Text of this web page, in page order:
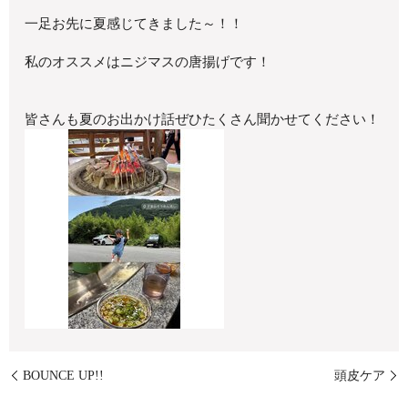
一足お先に夏感じてきました～！！
私のオススメはニジマスの唐揚げです！
皆さんも夏のお出かけ話ぜひたくさん聞かせてください！
BOUNCE UP!! 頭皮ケア